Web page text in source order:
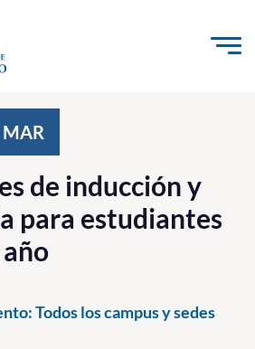
al contenido
e Innovación
MAR
de inducción y
para estudiantes
Todos los campus y sedes